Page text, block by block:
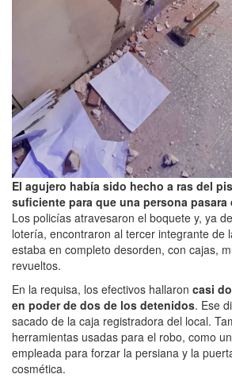
El agujero había sido hecho a ras del
suficiente para que una persona
Los policías atravesaron el boquete y, ya
lotería, encontraron al tercer integrante de
estaba en completo desorden, con cajas,
revueltos.
En la requisa, los efectivos hallaron casi
en poder de dos de los detenidos. Ese
sacado de la caja registradora del local.
herramientas usadas para el robo, como
empleada para forzar la persiana y la
cosmética.